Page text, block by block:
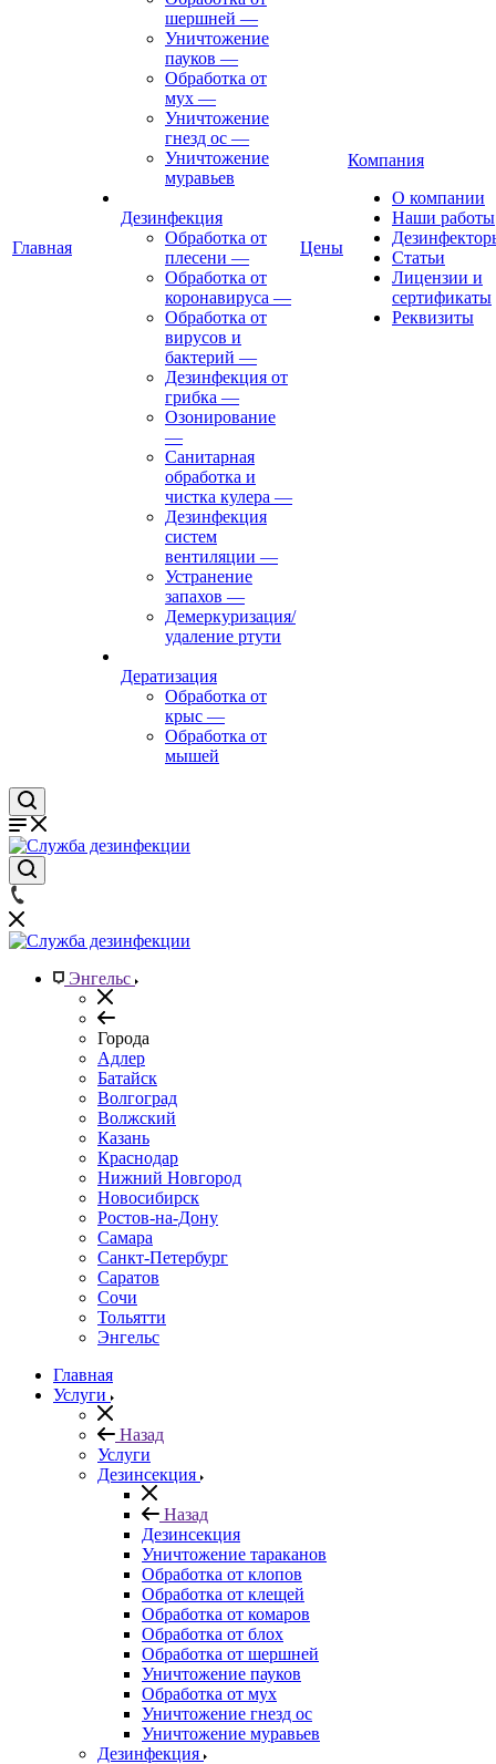
Главная
шершней —
Уничтожение
пауков —
Обработка от
мух —
Уничтожение
гнезд ос —
Уничтожение
муравьев
Дезинфекция
Обработка от
плесени —
Обработка от
коронавируса —
Обработка от
вирусов и
бактерий —
Дезинфекция от
грибка —
Озонирование
—
Санитарная
обработка и
чистка кулера —
Дезинфекция
систем
вентиляции —
Устранение
запахов —
Демеркуризация/
удаление ртути
Дератизация
Обработка от
крыс —
Обработка от
мышей
Цены
Компания
О компании
Наши работы
Статьи
Лицензии и
сертификаты
Реквизиты
Энгельс
Города
Адлер
Батайск
Волгоград
Волжский
Казань
Краснодар
Нижний Новгород
Новосибирск
Ростов-на-Дону
Самара
Санкт-Петербург
Саратов
Сочи
Тольятти
Энгельс
Главная
Услуги
Назад
Услуги
Дезинсекция
Назад
Дезинсекция
Уничтожение тараканов
Обработка от клопов
Обработка от клещей
Обработка от комаров
Обработка от блох
Обработка от шершней
Уничтожение пауков
Обработка от мух
Уничтожение гнезд ос
Уничтожение муравьев
Дезинфекция